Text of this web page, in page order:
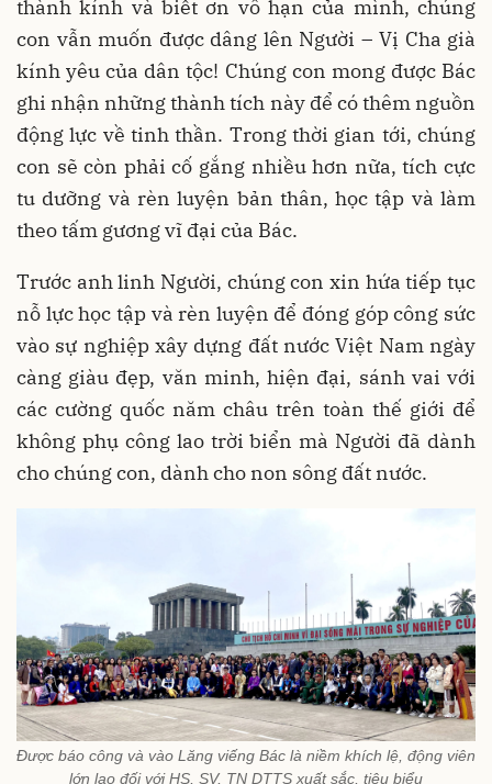
thành kính và biết ơn vô hạn của mình, chúng
con vẫn muốn được dâng lên Người – Vị Cha già
kính yêu của dân tộc! Chúng con mong được Bác
ghi nhận những thành tích này để có thêm nguồn
động lực về tinh thần. Trong thời gian tới, chúng
con sẽ còn phải cố gắng nhiều hơn nữa, tích cực
tu dưỡng và rèn luyện bản thân, học tập và làm
theo tấm gương vĩ đại của Bác.
Trước anh linh Người, chúng con xin hứa tiếp tục
nỗ lực học tập và rèn luyện để đóng góp công sức
vào sự nghiệp xây dựng đất nước Việt Nam ngày
càng giàu đẹp, văn minh, hiện đại, sánh vai với
các cường quốc năm châu trên toàn thế giới để
không phụ công lao trời biển mà Người đã dành
cho chúng con, dành cho non sông đất nước.
Được báo công và vào Lăng viếng Bác là niềm khích lệ, động viên
lớn lao đối với HS, SV, TN DTTS xuất sắc, tiêu biểu